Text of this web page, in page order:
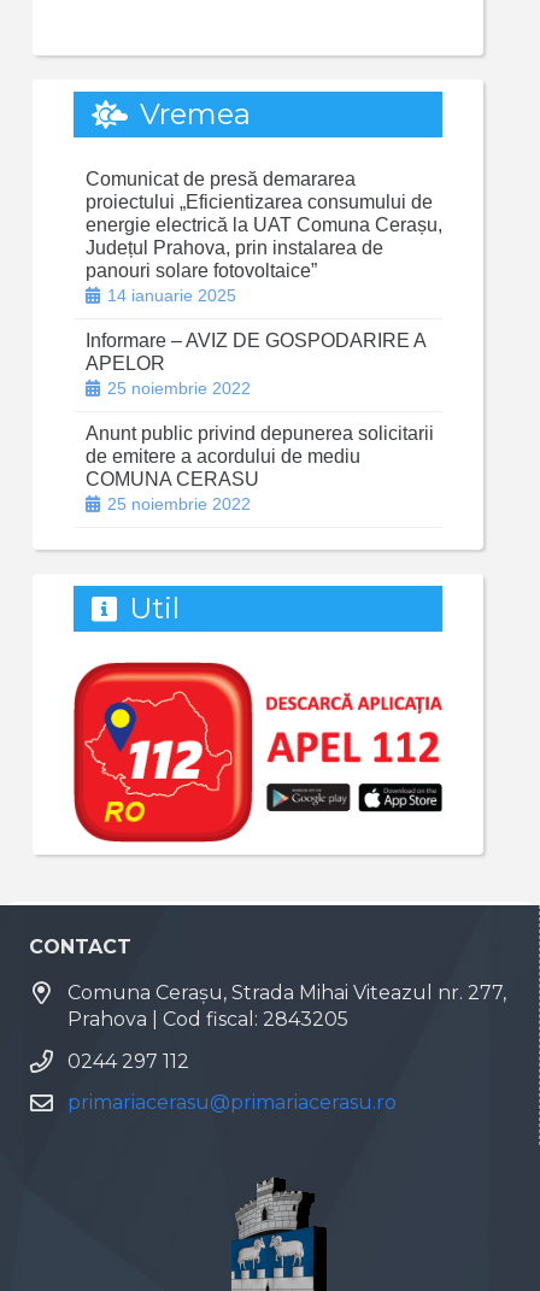
Vremea
Comunicat de presă demararea
proiectului „Eficientizarea consumului de
energie electrică la UAT Comuna Cerașu,
Județul Prahova, prin instalarea de
panouri solare fotovoltaice”
14 ianuarie 2025
Informare – AVIZ DE GOSPODARIRE A
APELOR
25 noiembrie 2022
Anunt public privind depunerea solicitarii
de emitere a acordului de mediu
COMUNA CERASU
25 noiembrie 2022
Util
CONTACT
Comuna Cerașu, Strada Mihai Viteazul nr. 277,
Prahova | Cod fiscal: 2843205
0244 297 112
primariacerasu@primariacerasu.ro